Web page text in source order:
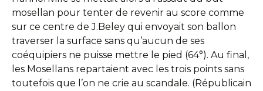
mosellan pour tenter de revenir au score comme
sur ce centre de J.Beley qui envoyait son ballon
traverser la surface sans qu’aucun de ses
coéquipiers ne puisse mettre le pied (64°). Au final,
les Mosellans repartaient avec les trois points sans
toutefois que l’on ne crie au scandale. (Républicain